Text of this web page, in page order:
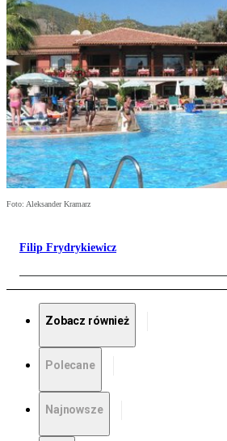
Foto: Aleksander Kramarz
Filip Frydrykiewicz
Zobacz również
Polecane
Najnowsze